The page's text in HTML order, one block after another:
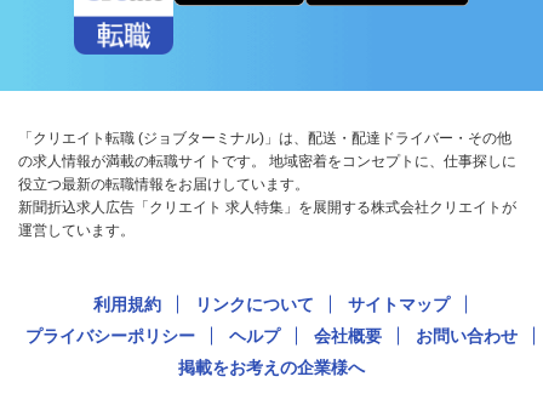
「クリエイト転職 (ジョブターミナル)」は、配送・配達ドライバー・その他
の求人情報が満載の転職サイトです。 地域密着をコンセプトに、仕事探しに
役立つ最新の転職情報をお届けしています。
新聞折込求人広告「クリエイト 求人特集」を展開する株式会社クリエイトが
運営しています。
利用規約 リンクについて
サイトマップ
プライバシーポリシー
ヘルプ 会社概要
お問い合わせ
掲載をお考えの企業様へ